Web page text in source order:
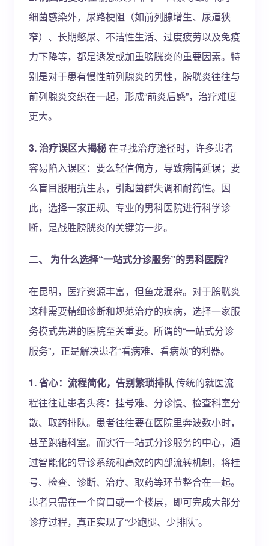
细菌感染外，尿路梗阻（如前列腺增生、尿道狭
窄）、长期憋尿、不洁性生活、过度疲劳以及免疫
力下降等，都是诱发或加重膀胱炎的重要因素。特
别是对于患有慢性前列腺炎的男性，膀胱炎往往与
前列腺炎交织在一起，形成“前炎后感”，治疗难度
更大。
3. 治疗误区大揭秘在寻找治疗途径时，许多患者
容易陷入误区：要么轻信偏方，导致病情延误；要
么盲目服用抗生素，引起菌群失调和耐药性。因
此，选择一家正规、专业的男科医院进行科学诊
断，是战胜膀胱炎的关键第一步。
二、 为什么选择“一站式分诊服务”的男科医院？
在昆明，医疗资源丰富，但鱼龙混杂。对于膀胱炎
这种需要精细诊断和规范治疗的疾病，选择一家服
务模式先进的医院至关重要。所谓的“一站式分诊
服务”，正是解决患者“看病难、看病烦”的利器。
1. 省心：流程简化，告别繁琐排队传统的就医流
程往往让患者头疼：挂号难、分诊慢、检查科室分
散、取药排队。患者往往要在医院里奔波数小时，
甚至跑错科室。而实行一站式分诊服务的中心，通
过智能化的导诊系统和高效的内部流转机制，将挂
号、检查、诊断、治疗、取药等环节整合在一起。
患者只需在一个窗口或一个楼层，即可完成大部分
诊疗过程，真正实现了“少跑腿、少排队”。